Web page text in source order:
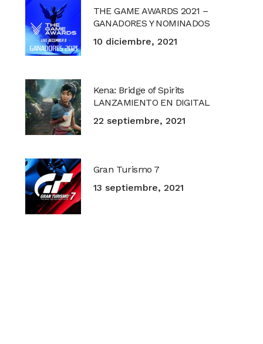
THE GAME AWARDS 2021 –
GANADORES Y NOMINADOS
10 diciembre, 2021
Kena: Bridge of Spirits
LANZAMIENTO EN DIGITAL
22 septiembre, 2021
Gran Turismo 7
13 septiembre, 2021